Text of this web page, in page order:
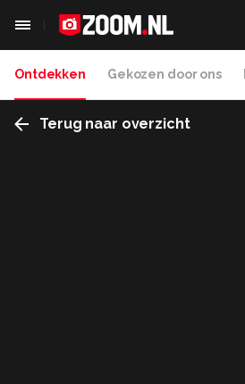
Ontdekken Gekozen door ons
Terug naar overzicht